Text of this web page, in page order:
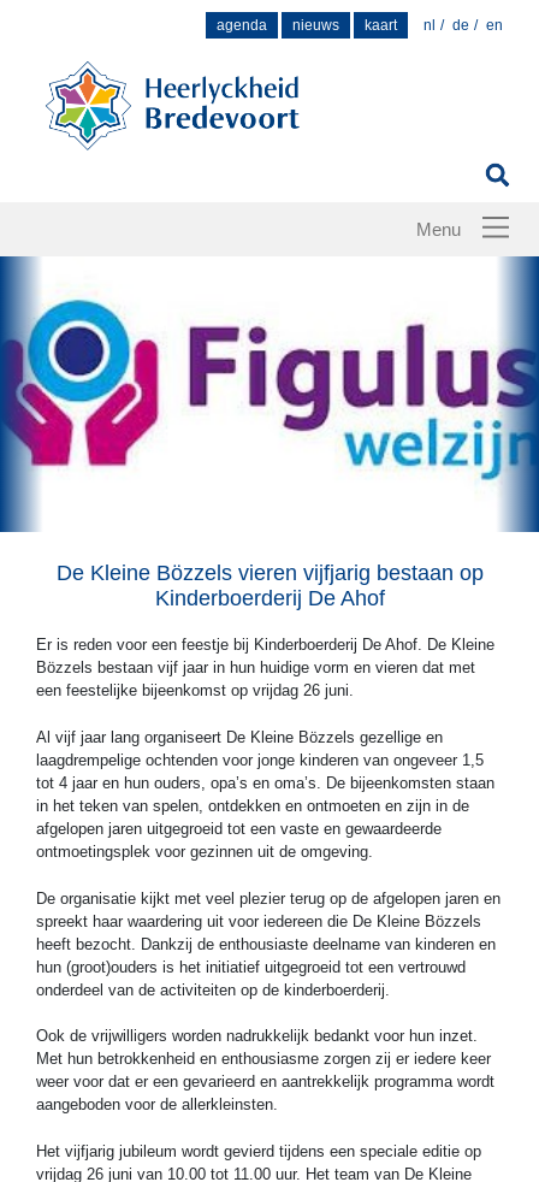
agenda nieuws kaart nl de en
De Kleine Bözzels vieren vijfjarig bestaan op
Kinderboerderij De Ahof
Er is reden voor een feestje bij Kinderboerderij De Ahof. De Kleine
Bözzels bestaan vijf jaar in hun huidige vorm en vieren dat met
een feestelijke bijeenkomst op vrijdag 26 juni.
Al vijf jaar lang organiseert De Kleine Bözzels gezellige en
laagdrempelige ochtenden voor jonge kinderen van ongeveer 1,5
tot 4 jaar en hun ouders, opa’s en oma’s. De bijeenkomsten staan
in het teken van spelen, ontdekken en ontmoeten en zijn in de
afgelopen jaren uitgegroeid tot een vaste en gewaardeerde
ontmoetingsplek voor gezinnen uit de omgeving.
De organisatie kijkt met veel plezier terug op de afgelopen jaren en
spreekt haar waardering uit voor iedereen die De Kleine Bözzels
heeft bezocht. Dankzij de enthousiaste deelname van kinderen en
hun (groot)ouders is het initiatief uitgegroeid tot een vertrouwd
onderdeel van de activiteiten op de kinderboerderij.
Ook de vrijwilligers worden nadrukkelijk bedankt voor hun inzet.
Met hun betrokkenheid en enthousiasme zorgen zij er iedere keer
weer voor dat er een gevarieerd en aantrekkelijk programma wordt
aangeboden voor de allerkleinsten.
Het vijfjarig jubileum wordt gevierd tijdens een speciale editie op
vrijdag 26 juni van 10.00 tot 11.00 uur. Het team van De Kleine